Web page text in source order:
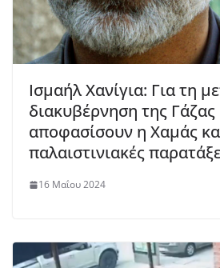
Ισμαήλ Χανίγια: Για τη
διακυβέρνηση της
αποφασίσουν η Χαμάς
παλαιστινιακές
16 Μαΐου 2024